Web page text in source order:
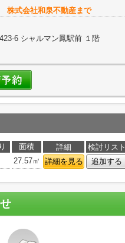
株式会社和泉不動産まで
6 シャルマン鳳駅前 １階
面積 詳細
検討リスト
27.57㎡ 詳細を見る 追加する